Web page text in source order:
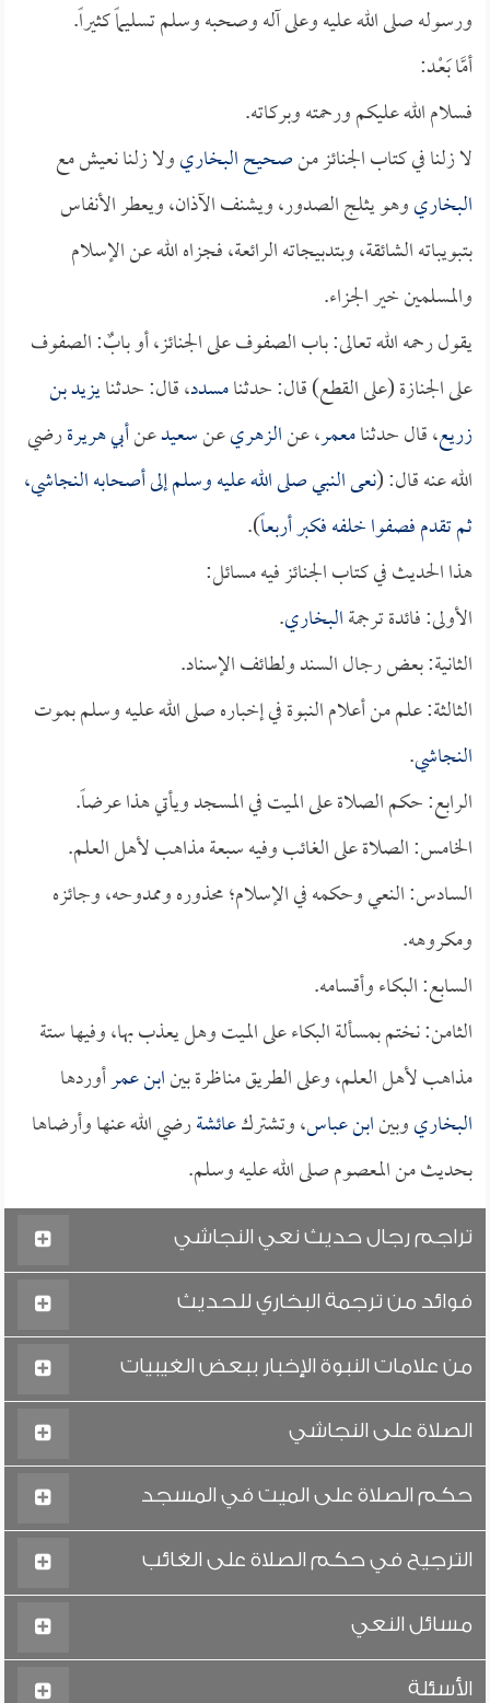
ورسوله صلى الله عليه وعلى آله وصحبه وسلم تسليماً كثيراً.
أمَّا بَعْـد:
فسلام الله عليكم ورحمته وبركاته.
لا زلنا في كتاب الجنائز منصحيح البخاريولا زلنا نعيش مع
البخاريوهو يثلج الصدور، ويشنف الآذان، ويعطر الأنفاس
بتبويباته الشائقة، وبتدبيجاته الرائعة، فجزاه الله عن الإسلام
والمسلمين خير الجزاء.
يقول رحمه الله تعالى: باب الصفوف على الجنائز، أو بابٌ: الصفوف
على الجنازة (على القطع) قال: حدثنامسدد، قال: حدثنايزيد بن
زريع، قال حدثنامعمر، عنالزهريعنسعيدعنأبي هريرةرضي
الله عنه قال: (نعى النبي صلى الله عليه وسلم إلى أصحابهالنجاشي،
ثم تقدم فصفوا خلفه فكبر أربعاً).
هذا الحديث في كتاب الجنائز فيه مسائل:
الأولى: فائدة ترجمةالبخاري.
الثانية: بعض رجال السند ولطائف الإسناد.
الثالثة: علم من أعلام النبوة في إخباره صلى الله عليه وسلم بموت
النجاشي.
الرابع: حكم الصلاة على الميت في المسجد ويأتي هذا عرضاً.
الخامس: الصلاة على الغائب وفيه سبعة مذاهب لأهل العلم.
السادس: النعي وحكمه في الإسلام؛ محذوره وممدوحه، وجائزه
ومكروهه.
السابع: البكاء وأقسامه.
الثامن: نختم بمسألة البكاء على الميت وهل يعذب بها، وفيها ستة
مذاهب لأهل العلم، وعلى الطريق مناظرة بينابن عمرأوردها
البخاريوبينابن عباس، وتشتركعائشةرضي الله عنها وأرضاها
بحديث من المعصوم صلى الله عليه وسلم.
تراجم رجال حديث نعي النجاشي
فوائد من ترجمة البخاري للحديث
من علامات النبوة الإخبار ببعض الغيبيات
الصلاة على النجاشي
حكم الصلاة على الميت في المسجد
الترجيح في حكم الصلاة على الغائب
مسائل النعي
الأسئلة